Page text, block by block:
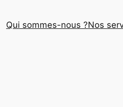
Qui sommes-nous ?Nos